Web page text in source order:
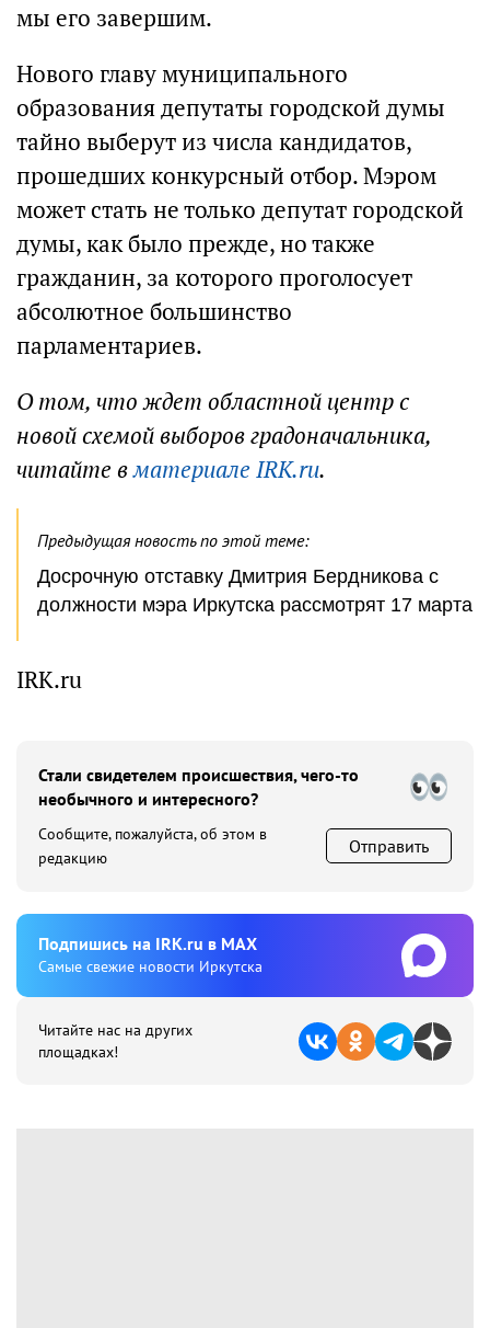
мы его завершим.
Нового главу муниципального
образования депутаты городской думы
тайно выберут из числа кандидатов,
прошедших конкурсный отбор. Мэром
может стать не только депутат городской
думы, как было прежде, но также
гражданин, за которого проголосует
абсолютное большинство
парламентариев.
О том, что ждет областной центр с
новой схемой выборов градоначальника,
читайте вматериале IRK.ru.
Предыдущая новость по этой теме:
Досрочную отставку Дмитрия Бердникова с
должности мэра Иркутска рассмотрят 17 марта
IRK.ru
Стали свидетелем происшествия, чего-то
необычного и интересного?
Сообщите, пожалуйста, об этом в
редакцию
Отправить
Подпишиcь на IRK.ru в MAX
Cамые свежие новости Иркутска
Читайте нас на других
площадках!